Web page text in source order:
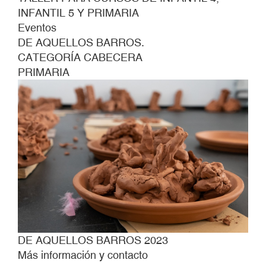
INFANTIL 5 Y PRIMARIA
Eventos
DE AQUELLOS BARROS.
CATEGORÍA CABECERA
PRIMARIA
DE AQUELLOS BARROS 2023
Más información y contacto